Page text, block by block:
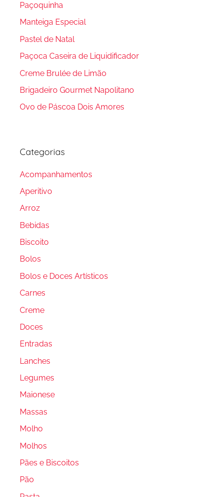
Paçoquinha
Manteiga Especial
Pastel de Natal
Paçoca Caseira de Liquidificador
Creme Brulée de Limão
Brigadeiro Gourmet Napolitano
Ovo de Páscoa Dois Amores
Categorias
Acompanhamentos
Aperitivo
Arroz
Bebidas
Biscoito
Bolos
Bolos e Doces Artísticos
Carnes
Creme
Doces
Entradas
Lanches
Legumes
Maionese
Massas
Molho
Molhos
Pães e Biscoitos
Pão